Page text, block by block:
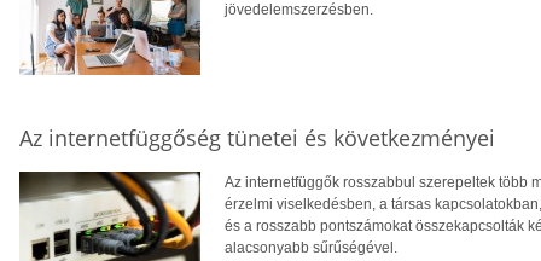
jövedelemszerzésben.
Az internetfüggőség tünetei és következményei
Az internetfüggők rosszabbul szerepeltek több
érzelmi viselkedésben, a társas
és a rosszabb pontszámokat összekapcsolták
alacsonyabb sűrűségével.